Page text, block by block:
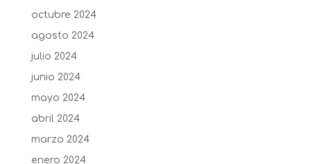
octubre 2024
agosto 2024
julio 2024
junio 2024
mayo 2024
abril 2024
marzo 2024
enero 2024